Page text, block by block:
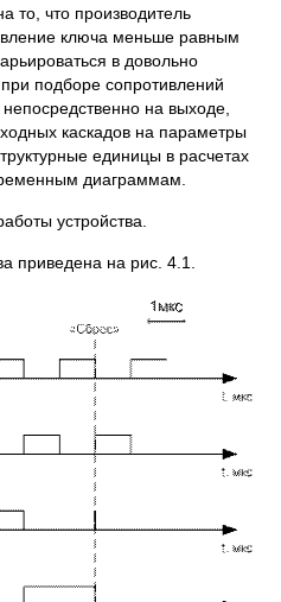
то, что производитель
ключа меньше равным
в довольно
подборе сопротивлений
на выходе,
каскадов на параметры
единицы в расчетах
диаграммам.
устройства.
приведена на рис. 4.1.